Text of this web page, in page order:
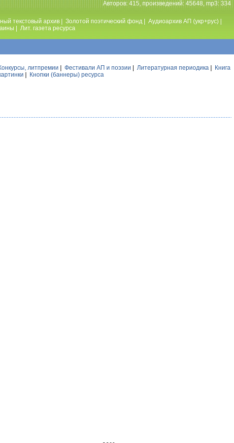
Авторов: 415, произведений: 45648, mp3: 334
текстовый архив Золотой поэтический фонд Аудиоархив АП (укр+рус)
Лит. газета ресурса
литпремии Фестивали АП и поэзии Литературная периодика
Книга
Кнопки (баннеры) ресурса